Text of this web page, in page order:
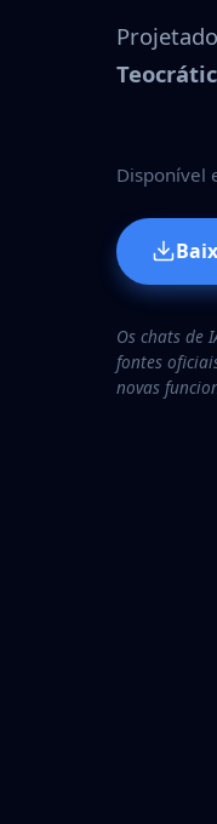
Disponível
Os chats de
fontes
novas